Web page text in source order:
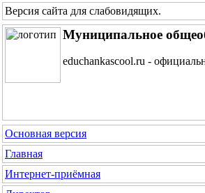
Версия сайта для слабовидящих.
Муниципальное
educhankascool.ru -
Основная версия
Главная
Интернет-приёмная